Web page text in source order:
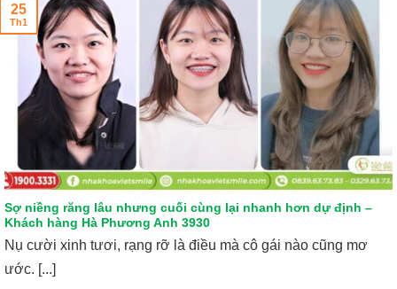
Sợ niềng răng lâu nhưng cuối cùng lại nhanh hơn dự định –
Khách hàng Hà Phương Anh 3930
Nụ cười xinh tươi, rạng rỡ là điều mà cô gái nào cũng mơ
ước. [...]
25
Th1